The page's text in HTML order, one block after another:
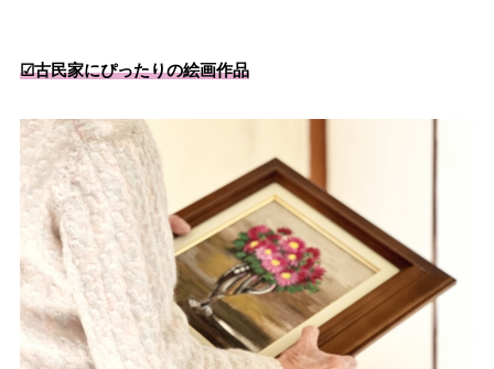
☑︎古民家にぴったりの絵画作品